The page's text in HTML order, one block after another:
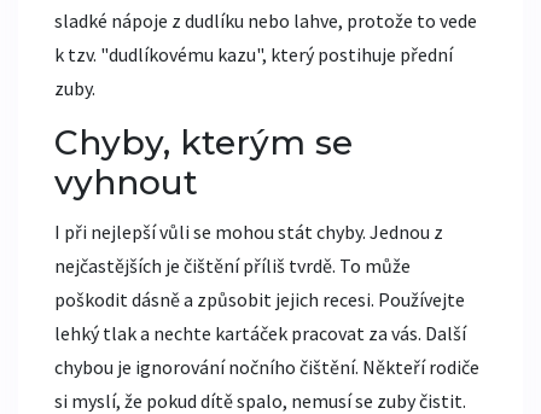
sladké nápoje z dudlíku nebo lahve, protože to vede
k tzv. "dudlíkovému kazu", který postihuje přední
zuby.
Chyby, kterým se
vyhnout
I při nejlepší vůli se mohou stát chyby. Jednou z
nejčastějších je čištění příliš tvrdě. To může
poškodit dásně a způsobit jejich recesi. Používejte
lehký tlak a nechte kartáček pracovat za vás. Další
chybou je ignorování nočního čištění. Někteří rodiče
si myslí, že pokud dítě spalo, nemusí se zuby čistit.